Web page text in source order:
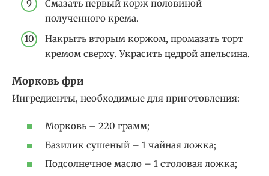
Смазать первый корж половиной
полученного крема.
Накрыть вторым коржом, промазать торт
кремом сверху. Украсить цедрой апельсина.
Морковь фри
Ингредиенты, необходимые для приготовления:
Морковь – 220 грамм;
Базилик сушеный – 1 чайная ложка;
Подсолнечное масло – 1 столовая ложка;